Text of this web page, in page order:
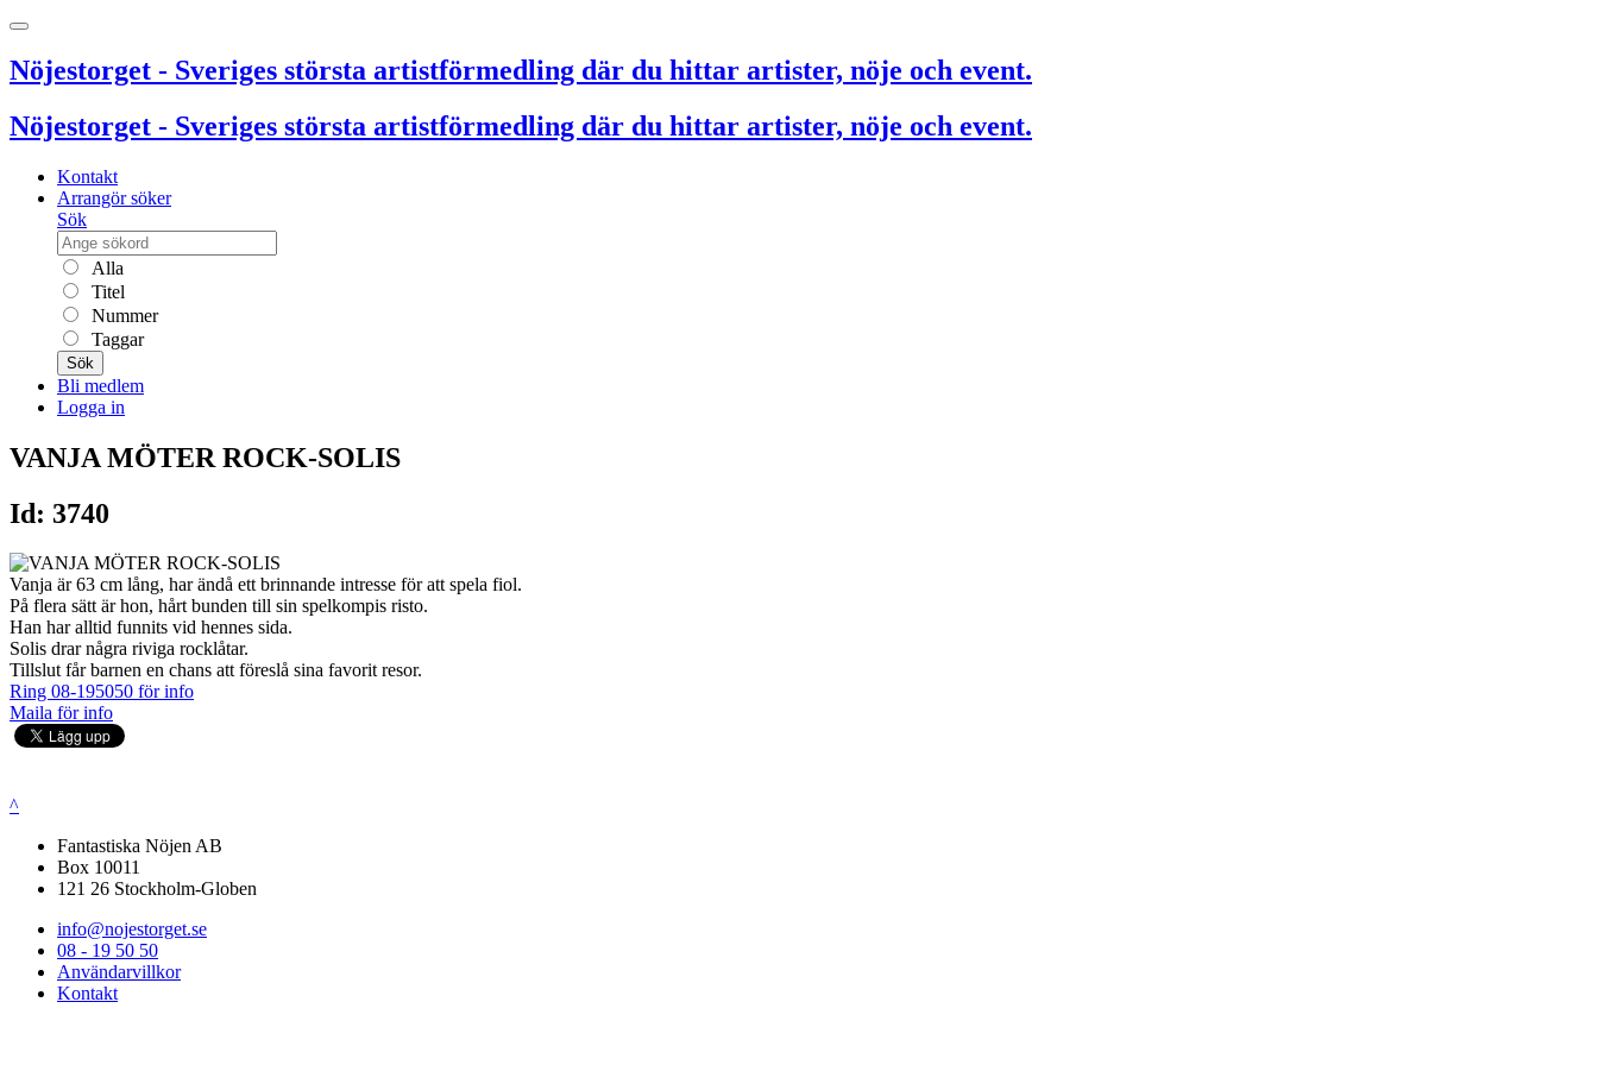
Nöjestorget - Sveriges största artistförmedling där du hittar artister, nöje och event.
Nöjestorget - Sveriges största artistförmedling där du hittar artister, nöje och event.
Kontakt
Arrangör söker
Sök
Alla
Titel
Nummer
Taggar
Sök
Bli medlem
Logga in
VANJA MÖTER ROCK-SOLIS
Id: 3740
Vanja är 63 cm lång, har ändå ett brinnande intresse för att spela fiol.
På flera sätt är hon, hårt bunden till sin spelkompis risto.
Han har alltid funnits vid hennes sida.
Solis drar några riviga rocklåtar.
Tillslut får barnen en chans att föreslå sina favorit resor.
Ring 08-195050 för info
Maila för info
^
Fantastiska Nöjen AB
Box 10011
121 26 Stockholm-Globen
info@nojestorget.se
08 - 19 50 50
Användarvillkor
Kontakt